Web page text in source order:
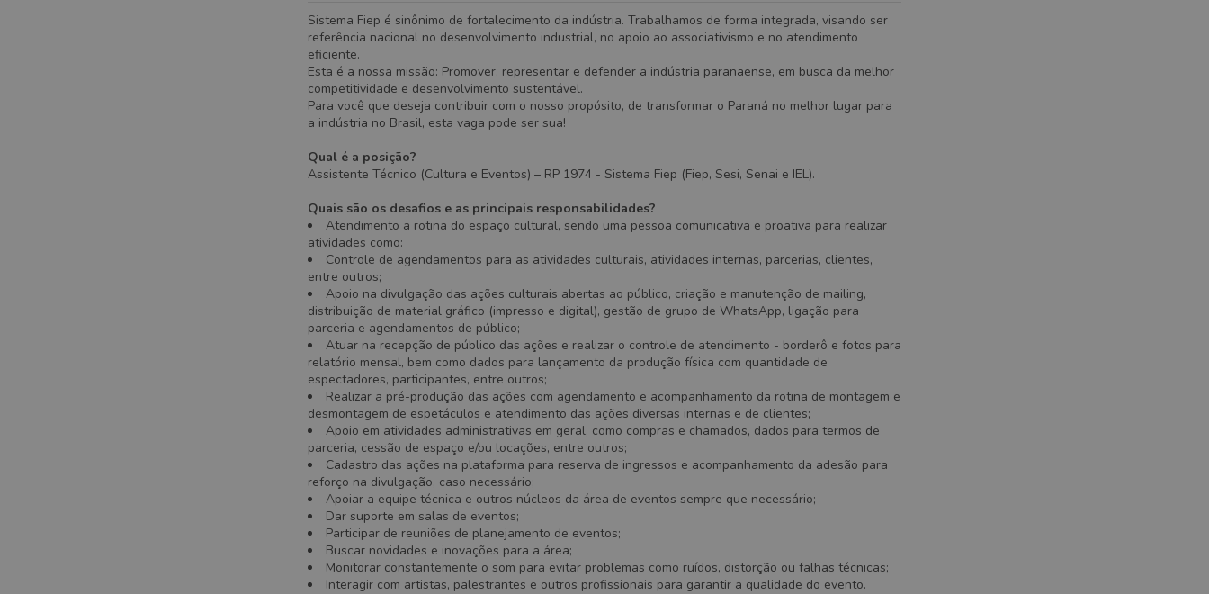
Sistema Fiep é sinônimo de fortalecimento da indústria. Trabalhamos de forma integrada, visando ser
referência nacional no desenvolvimento industrial, no apoio ao associativismo e no atendimento
eficiente.
Esta é a nossa missão: Promover, representar e defender a indústria paranaense, em busca da melhor
competitividade e desenvolvimento sustentável.
Para você que deseja contribuir com o nosso propósito, de transformar o Paraná no melhor lugar para
a indústria no Brasil, esta vaga pode ser sua!
Qual é a posição?
Assistente Técnico (Cultura e Eventos) – RP 1974 - Sistema Fiep (Fiep, Sesi, Senai e IEL).
Quais são os desafios e as principais responsabilidades?
Atendimento a rotina do espaço cultural, sendo uma pessoa comunicativa e proativa para realizar
atividades como:
Controle de agendamentos para as atividades culturais, atividades internas, parcerias, clientes,
entre outros;
Apoio na divulgação das ações culturais abertas ao público, criação e manutenção de mailing,
distribuição de material gráfico (impresso e digital), gestão de grupo de WhatsApp, ligação para
parceria e agendamentos de público;
Atuar na recepção de público das ações e realizar o controle de atendimento - borderô e fotos para
relatório mensal, bem como dados para lançamento da produção física com quantidade de
espectadores, participantes, entre outros;
Realizar a pré-produção das ações com agendamento e acompanhamento da rotina de montagem e
desmontagem de espetáculos e atendimento das ações diversas internas e de clientes;
Apoio em atividades administrativas em geral, como compras e chamados, dados para termos de
parceria, cessão de espaço e/ou locações, entre outros;
Cadastro das ações na plataforma para reserva de ingressos e acompanhamento da adesão para
reforço na divulgação, caso necessário;
Apoiar a equipe técnica e outros núcleos da área de eventos sempre que necessário;
Dar suporte em salas de eventos;
Participar de reuniões de planejamento de eventos;
Buscar novidades e inovações para a área;
Monitorar constantemente o som para evitar problemas como ruídos, distorção ou falhas técnicas;
Interagir com artistas, palestrantes e outros profissionais para garantir a qualidade do evento.